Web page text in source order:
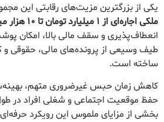
یکی از بزرگترین مزیت‌های رقابتی این
ملکی اجاره‌ای از ۱ میلیارد تومان تا ۱۰ هزار میلیارد تومان
انعطاف‌پذیری و سقف مالی بالا، امکان
طیف وسیعی از پرونده‌های مالی، حقوقی
ساخته است.
کاهش زمان حبس غیرضروری متهم،
حفظ موقعیت اجتماعی و شغلی افراد در
بخشی از مزایای ملموس این رویکرد